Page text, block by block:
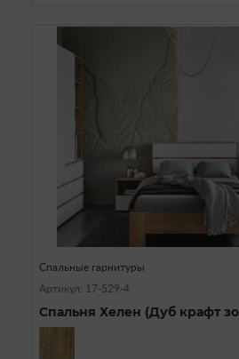
Спальные гарнитуры
Артикул: 17-529-4
Спальня Хелен (Дуб крафт